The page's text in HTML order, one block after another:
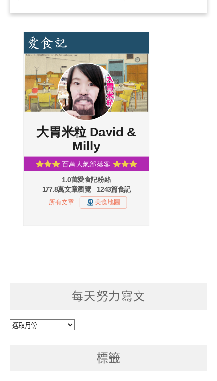
每天努力寫文
每
標籤